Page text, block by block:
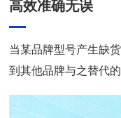
高效准确无误
当某品牌型号产生缺
到其他品牌与之替代的